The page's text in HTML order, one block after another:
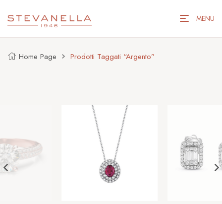
MENU
Home Page Prodotti Taggati “argento”